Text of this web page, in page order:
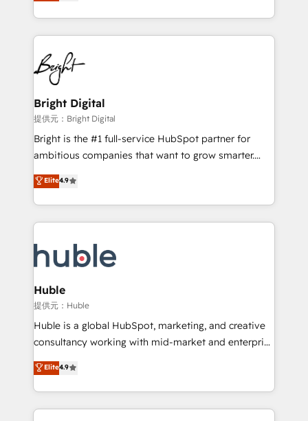
Sales Enablement HubSpot Impact Award 🏆2015
HubSpot COS Performance Award 🏆2014 HubSpot
COS Design Award 🏆2013 HubSpot Marketplace
Partner 📆Founded in 1997
With deep technical and industry expertise, we fuse
automation, integration, and AI innovation to deliver
lasting impact. We specialize in: • Turnkey and end-
to-end HubSpot implementations • Onboarding for
Sales, Service, Marketing & Content Hubs • AI voice
and chat agents, predictive automation, and smart
workflows • Salesforce + HubSpot integration •
Website design and CMS development • ERP
integration: SAP, NetSuite, Microsoft Dynamics, … •
platform • Client/member portals built on HubSpot •
CaterSuite for the catering industry • Custom and
WooCommerce, BuilderTrend, and more Experience
the difference — reach out to see how AI + HubSpot
Bright Digital
提供元：Bright Digital
Bright is the #1 full-service HubSpot partner for
ambitious companies that want to grow smarter.
From HubSpot onboarding, to training, from
developing a new website to lead generation and
digital marketing; we do it all (and with great
results)! In short, our services include: - HubSpot
HubSpot development: websites, custom modules,
integrations - Marketing & sales solutions: digital
marketing, advertising, campaigns, content and
design We connect people, data and technology to
improve customer experiences. With our bright
people, exciting ideas and can-do mentality, we
your challenge; our passionate and growth driven
team of 100+ experts is ready for you! Driving digital
Elite4.9
Huble
提供元：Huble
Huble is a global HubSpot, marketing, and creative
consultancy working with mid-market and enterprise
businesses. We go beyond implementation, shaping
the strategy, processes, and teams that turn
HubSpot into a genuine growth engine. Named
HubSpot's Global Partner of the Year in 2024,
Elite4.9